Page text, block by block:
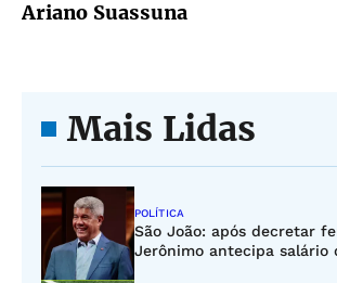
Ariano Suassuna
Mais Lidas
POLÍTICA
São João: após decretar
Jerônimo antecipa salário